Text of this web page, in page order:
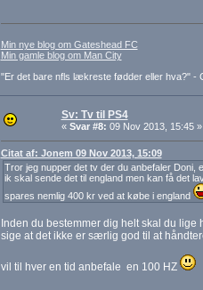
Min nye blog om Gateshead FC
Min gamle blog om Man City
"Er det bare nfls lækreste fødder eller hva?" -
Sv: Tv til PS4
« Svar #8: 09 Nov 2013, 15:45 »
Citat af: Jonem 09 Nov 2013, 15:09
Tror jeg nupper det tv der du anbefaler Doni,
ik skal sende det til england men kan få det
spares nemlig 400 kr ved at købe i england
Inden du bestemmer dig helt skal du lige
sige at det ikke er særlig god til at
vil til hver en tid anbefale en 100 HZ